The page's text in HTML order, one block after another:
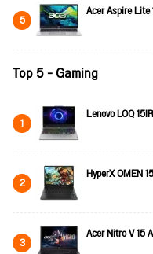
5 Acer Aspire
Top 5 - Gaming
1 Lenovo LOQ
2 HyperX OMEN
3 Acer Nitro V 15